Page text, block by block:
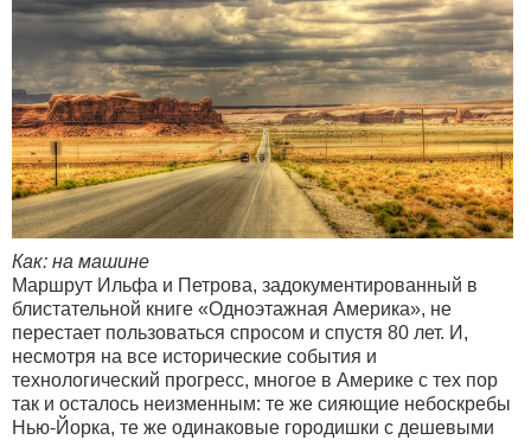
Как: на машине
Маршрут Ильфа и Петрова, задокументированный в
блистательной книге «Одноэтажная Америка», не
перестает пользоваться спросом и спустя 80 лет. И,
несмотря на все исторические события и
технологический прогресс, многое в Америке с тех пор
так и осталось неизменным: те же сияющие небоскребы
Нью-Йорка, те же одинаковые городишки с дешевыми